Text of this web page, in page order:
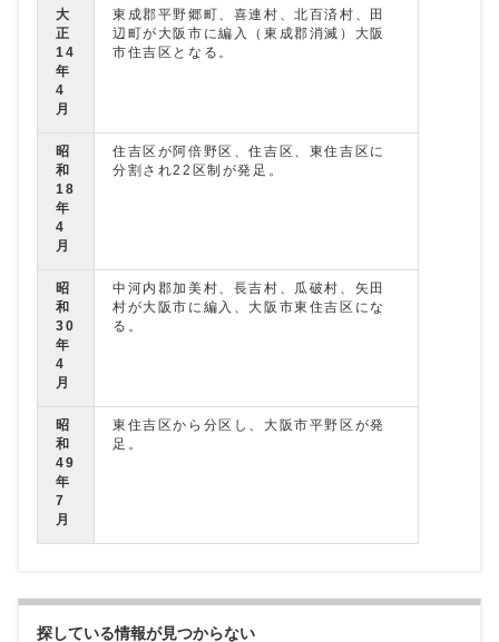
大
正
14
年
4
月
東成郡平野郷町、喜連村、北百済村、田
辺町が大阪市に編入（東成郡消滅）大阪
市住吉区となる。
昭
和
18
年
4
月
住吉区が阿倍野区、住吉区、東住吉区に
分割され22区制が発足。
昭
和
30
年
4
月
中河内郡加美村、長吉村、瓜破村、矢田
村が大阪市に編入、大阪市東住吉区にな
る。
昭
和
49
年
7
月
東住吉区から分区し、大阪市平野区が発
足。
探している情報が見つからない